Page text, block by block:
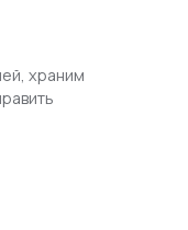
храним